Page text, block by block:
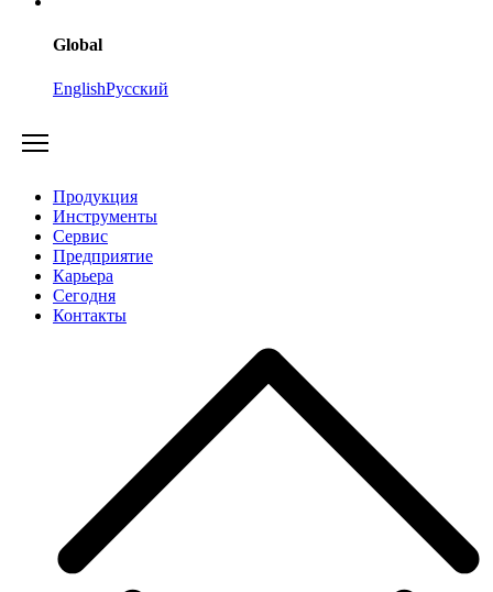
Global
EnglishРусский
Продукция
Инструменты
Сервис
Предприятие
Карьера
Cегодня
Контакты